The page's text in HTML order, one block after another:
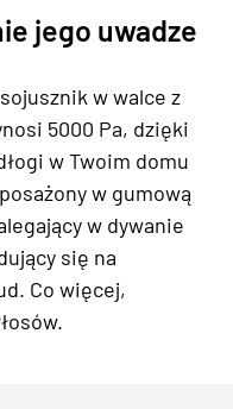
jego uwadze
w walce z
5000 Pa, dzięki
w Twoim domu
w gumową
w dywanie
się na
Co więcej,